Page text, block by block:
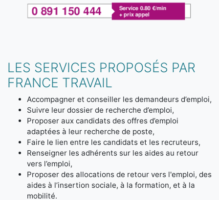
LES SERVICES PROPOSÉS PAR
FRANCE TRAVAIL
Accompagner et conseiller les demandeurs d’emploi,
Suivre leur dossier de recherche d’emploi,
Proposer aux candidats des offres d’emploi
adaptées à leur recherche de poste,
Faire le lien entre les candidats et les recruteurs,
Renseigner les adhérents sur les aides au retour
vers l’emploi,
Proposer des allocations de retour vers l'emploi, des
aides à l’insertion sociale, à la formation, et à la
mobilité.